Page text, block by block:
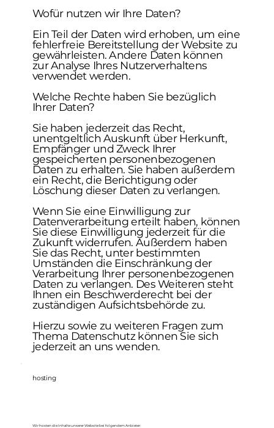
Wofür nutzen wir Ihre Daten?
Ein Teil der Daten wird erhoben, um eine
fehlerfreie Bereitstellung der Website zu
gewährleisten. Andere Daten können
zur Analyse Ihres Nutzerverhaltens
verwendet werden.
Welche Rechte haben Sie bezüglich
Ihrer Daten?
Sie haben jederzeit das Recht,
unentgeltlich Auskunft über Herkunft,
Empfänger und Zweck Ihrer
gespeicherten personenbezogenen
Daten zu erhalten. Sie haben außerdem
ein Recht, die Berichtigung oder
Löschung dieser Daten zu verlangen.
Wenn Sie eine Einwilligung zur
Datenverarbeitung erteilt haben, können
Sie diese Einwilligung jederzeit für die
Zukunft widerrufen. Außerdem haben
Sie das Recht, unter bestimmten
Umständen die Einschränkung der
Verarbeitung Ihrer personenbezogenen
Daten zu verlangen. Des Weiteren steht
Ihnen ein Beschwerderecht bei der
zuständigen Aufsichtsbehörde zu.
Hierzu sowie zu weiteren Fragen zum
Thema Datenschutz können Sie sich
jederzeit an uns wenden.
hosting
Wir hosten die Inhalte unserer Website bei folgendem Anbieter: